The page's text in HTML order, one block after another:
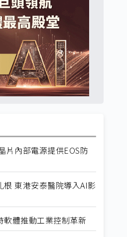
片內部電源提供EOS防
根 東港安泰醫院導入AI影
軟體推動工業控制革新